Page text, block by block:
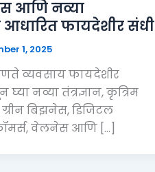
आणि नव्या
आधारित फायदेशीर संधी
1, 2025
व्यवसाय फायदेशीर
नव्या तंत्रज्ञान, कृत्रिम
ग्रीन बिझनेस, डिजिटल
वेलनेस आणि […]